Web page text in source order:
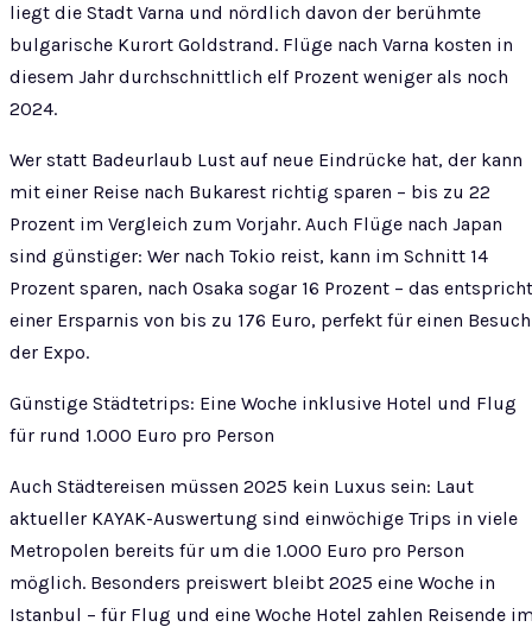
liegt die Stadt Varna und nördlich davon der berühmte
bulgarische Kurort Goldstrand. Flüge nach Varna kosten in
diesem Jahr durchschnittlich elf Prozent weniger als noch
2024.
Wer statt Badeurlaub Lust auf neue Eindrücke hat, der kann
mit einer Reise nach Bukarest richtig sparen – bis zu 22
Prozent im Vergleich zum Vorjahr. Auch Flüge nach Japan
sind günstiger: Wer nach Tokio reist, kann im Schnitt 14
Prozent sparen, nach Osaka sogar 16 Prozent – das entspricht
einer Ersparnis von bis zu 176 Euro, perfekt für einen Besuch
der Expo.
Günstige Städtetrips: Eine Woche inklusive Hotel und Flug
für rund 1.000 Euro pro Person
Auch Städtereisen müssen 2025 kein Luxus sein: Laut
aktueller KAYAK-Auswertung sind einwöchige Trips in viele
Metropolen bereits für um die 1.000 Euro pro Person
möglich. Besonders preiswert bleibt 2025 eine Woche in
Istanbul – für Flug und eine Woche Hotel zahlen Reisende